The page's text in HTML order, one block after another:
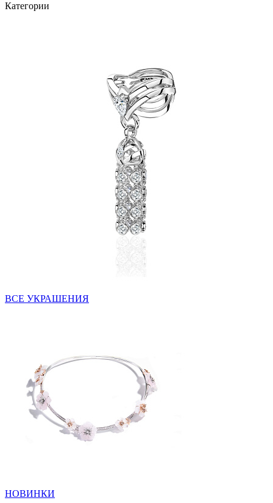
Категории
ВСЕ УКРАШЕНИЯ
НОВИНКИ